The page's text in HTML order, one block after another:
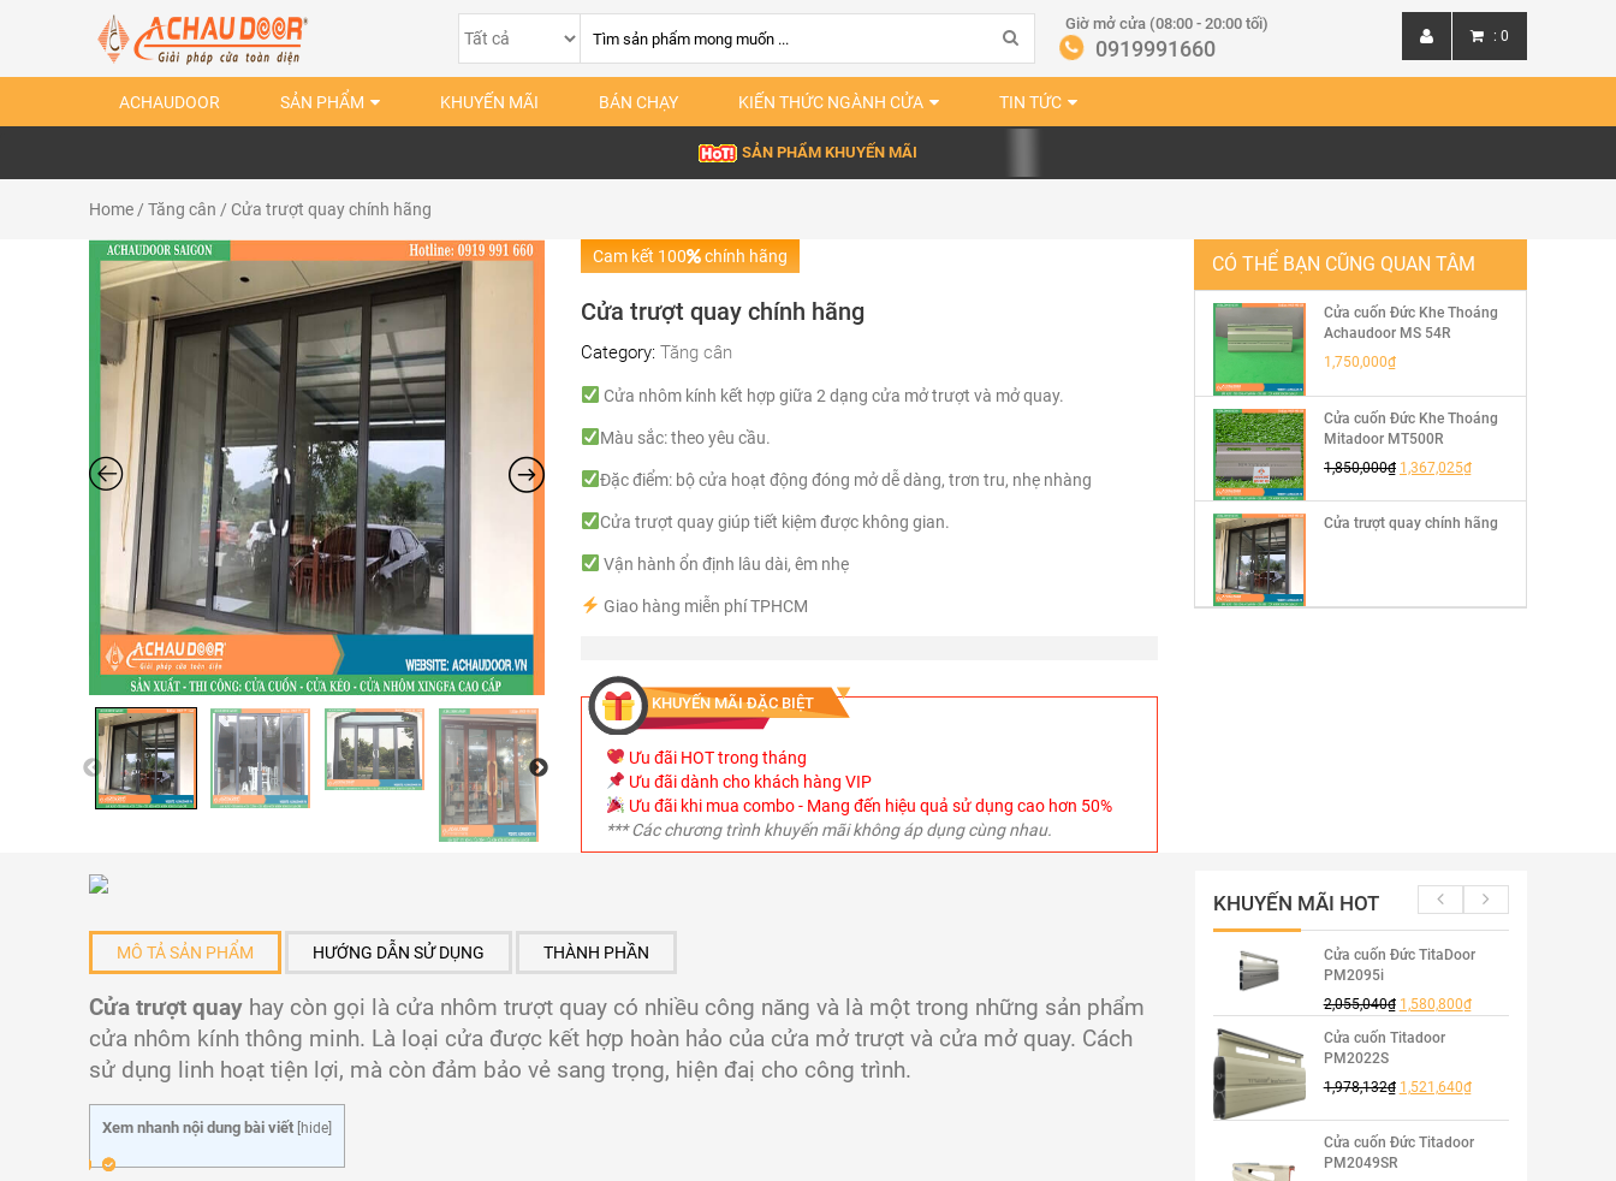
Giờ mở cửa (08:00 - 20:00 tối)
0919991660 : 0
ACHAUDOOR SẢN PHẨM KHUYẾN MÃI BÁN CHẠY KIẾN THỨC NGÀNH CỬA TIN TỨC
SẢN PHẨM KHUYẾN MÃI
Home / Tăng cân / Cửa trượt quay chính hãng
Cam kết 100 chính hãng
Cửa trượt quay chính hãng
Category: Tăng cân
Cửa nhôm kính kết hợp giữa 2 dạng cửa mở trượt và mở quay.
Màu sắc: theo yêu cầu.
Đặc điểm: bộ cửa hoạt động đóng mở dễ dàng, trơn tru, nhẹ nhàng
Cửa trượt quay giúp tiết kiệm được không gian.
Vận hành ổn định lâu dài, êm nhẹ
Giao hàng miễn phí TPHCM
KHUYẾN MÃI ĐẶC BIỆT
Ưu đãi HOT trong tháng
Ưu đãi dành cho khách hàng VIP
Ưu đãi khi mua combo - Mang đến hiệu quả sử dụng cao hơn 50%
*** Các chương trình khuyến mãi không áp dụng cùng nhau.
CÓ THỂ BẠN CŨNG QUAN TÂM
Cửa cuốn Đức Khe Thoáng
Achaudoor MS 54R
1,750,000₫
Cửa cuốn Đức Khe Thoáng
Mitadoor MT500R
1,850,000₫ 1,367,025₫
Cửa trượt quay chính hãng
MÔ TẢ SẢN PHẨM HƯỚNG DẪN SỬ DỤNG THÀNH PHẦN
Cửa trượt quay hay còn gọi là cửa nhôm trượt quay có nhiều công năng và là một trong những sản phẩm
cửa nhôm kính thông minh. Là loại cửa được kết hợp hoàn hảo của cửa mở trượt và cửa mở quay. Cách
sử dụng linh hoạt tiện lợi, mà còn đảm bảo vẻ sang trọng, hiện đaị cho công trình.
Xem nhanh nội dung bài viết [hide]
KHUYẾN MÃI HOT
Cửa cuốn Đức TitaDoor
PM2095i
2,055,040₫ 1,580,800₫
Cửa cuốn Titadoor
PM2022S
1,978,132₫ 1,521,640₫
Cửa cuốn Đức Titadoor
PM2049SR